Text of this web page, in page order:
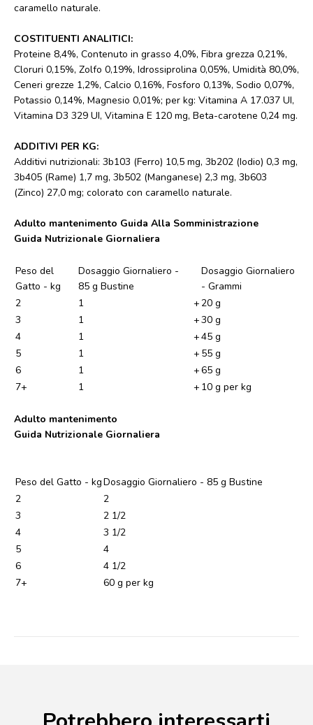
caramello naturale.
COSTITUENTI ANALITICI:
Proteine 8,4%, Contenuto in grasso 4,0%, Fibra grezza 0,21%,
Cloruri 0,15%, Zolfo 0,19%, Idrossiprolina 0,05%, Umidità 80,0%,
Ceneri grezze 1,2%, Calcio 0,16%, Fosforo 0,13%, Sodio 0,07%,
Potassio 0,14%, Magnesio 0,01%; per kg: Vitamina A 17.037 UI,
Vitamina D3 329 UI, Vitamina E 120 mg, Beta-carotene 0,24 mg.
ADDITIVI PER KG:
Additivi nutrizionali: 3b103 (Ferro) 10,5 mg, 3b202 (Iodio) 0,3 mg,
3b405 (Rame) 1,7 mg, 3b502 (Manganese) 2,3 mg, 3b603
(Zinco) 27,0 mg; colorato con caramello naturale.
Adulto mantenimento Guida Alla Somministrazione
Guida Nutrizionale Giornaliera
Peso del
Gatto - kg
Dosaggio Giornaliero -
85 g Bustine
Dosaggio Giornaliero
- Grammi
2
1 +20 g
3
1 +30 g
4
1 +45 g
5
1 + 55 g
6
1 +65 g
7+
1 + 10 g per kg
Adulto mantenimento
Guida Nutrizionale Giornaliera
Peso del Gatto - kgDosaggio Giornaliero - 85 g Bustine
2
2
3
2 1/2
4
3 1/2
5
4
6
4 1/2
7+
60 g per kg